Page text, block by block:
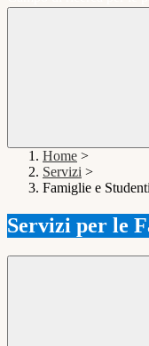
Home >
Servizi >
Famiglie e Studenti
Servizi per le